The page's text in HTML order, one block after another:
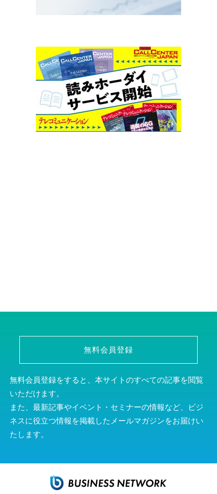
無料会員登録
無料会員登録をすると、本サイトのすべての記事を閲覧
いただけます。
また、最新記事やイベント・セミナーの情報など、ビジ
ネスに役立つ情報を掲載したメールマガジンをお届けい
たします。